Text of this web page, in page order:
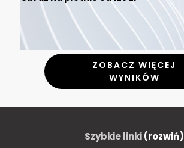
ZOBACZ WIĘCEJ
WYNIKÓW
Szybkie linki(rozwiń)